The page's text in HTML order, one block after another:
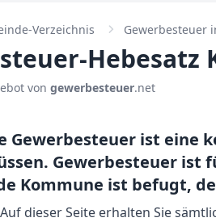
Verzeichnis Gewerbesteuer
Hebesatz
von gewerbesteuer.net
Gewerbesteuer ist eine
Gewerbesteuer ist
Kommune ist befugt,
Auf dieser Seite erhalten Sie